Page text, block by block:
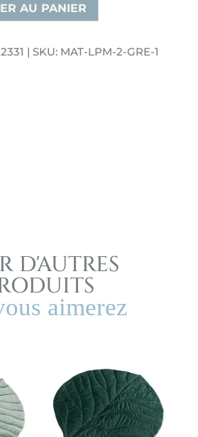
AU PANIER
| SKU: MAT-LPM-2-GRE-1
D'AUTRES
aimerez